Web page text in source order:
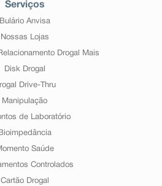
Serviços
Bulário Anvisa
Nossas Lojas
Drogal Mais
Disk Drogal
Drive-Thru
Manipulação
de Laboratório
Bioimpedância
Saúde
Controlados
Cartão Drogal